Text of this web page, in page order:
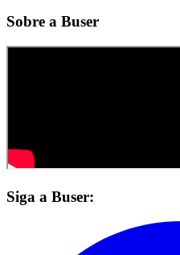
Sobre a Buser
Siga a Buser: